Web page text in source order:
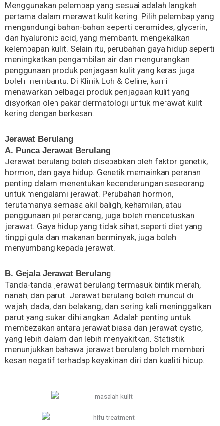
Menggunakan pelembap yang sesuai adalah langkah
pertama dalam merawat kulit kering. Pilih pelembap yang
mengandungi bahan-bahan seperti ceramides, glycerin,
dan hyaluronic acid, yang membantu mengekalkan
kelembapan kulit. Selain itu, perubahan gaya hidup seperti
meningkatkan pengambilan air dan mengurangkan
penggunaan produk penjagaan kulit yang keras juga
boleh membantu. Di Klinik Loh & Celine, kami
menawarkan pelbagai produk penjagaan kulit yang
disyorkan oleh pakar dermatologi untuk merawat kulit
kering dengan berkesan.
Jerawat Berulang
A. Punca Jerawat Berulang
Jerawat berulang boleh disebabkan oleh faktor genetik,
hormon, dan gaya hidup. Genetik memainkan peranan
penting dalam menentukan kecenderungan seseorang
untuk mengalami jerawat. Perubahan hormon,
terutamanya semasa akil baligh, kehamilan, atau
penggunaan pil perancang, juga boleh mencetuskan
jerawat. Gaya hidup yang tidak sihat, seperti diet yang
tinggi gula dan makanan berminyak, juga boleh
menyumbang kepada jerawat.
B. Gejala Jerawat Berulang
Tanda-tanda jerawat berulang termasuk bintik merah,
nanah, dan parut. Jerawat berulang boleh muncul di
wajah, dada, dan belakang, dan sering kali meninggalkan
parut yang sukar dihilangkan. Adalah penting untuk
membezakan antara jerawat biasa dan jerawat cystic,
yang lebih dalam dan lebih menyakitkan. Statistik
menunjukkan bahawa jerawat berulang boleh memberi
kesan negatif terhadap keyakinan diri dan kualiti hidup.